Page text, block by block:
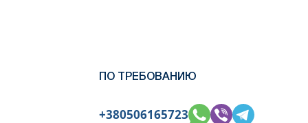
ПО ТРЕБОВАНИЮ
+380506165723